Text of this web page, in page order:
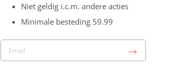
Niet geldig i.c.m. andere acties
Minimale besteding 59.99